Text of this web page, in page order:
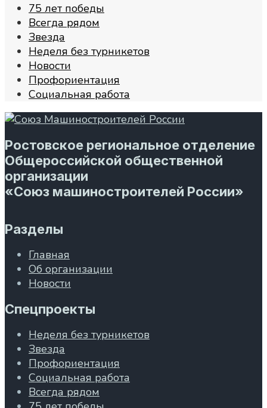
75 лет победы
Всегда рядом
Звезда
Неделя без турникетов
Новости
Профориентация
Социальная работа
Ростовское региональное отделение
Общероссийской общественной
организации
«Союз машиностроителей России»
Разделы
Главная
Об организации
Новости
Спецпроекты
Неделя без турникетов
Звезда
Профориентация
Социальная работа
Всегда рядом